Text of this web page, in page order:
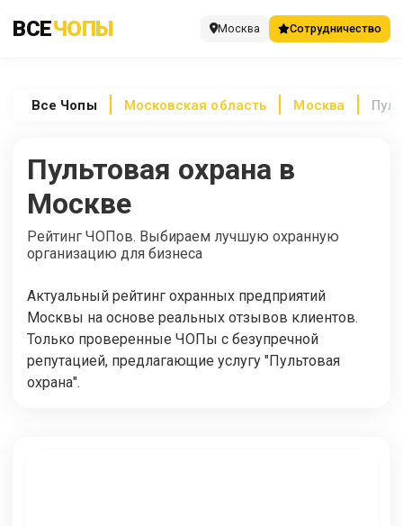
ВСЕЧОПЫ Москва Сотрудничество
Все Чопы Московская область Москва
Пультовая охрана в
Москве
Рейтинг ЧОПов. Выбираем лучшую охранную
организацию для бизнеса
Актуальный рейтинг охранных предприятий
Москвы на основе реальных отзывов клиентов.
Только проверенные ЧОПы с безупречной
репутацией, предлагающие услугу "Пультовая
охрана".